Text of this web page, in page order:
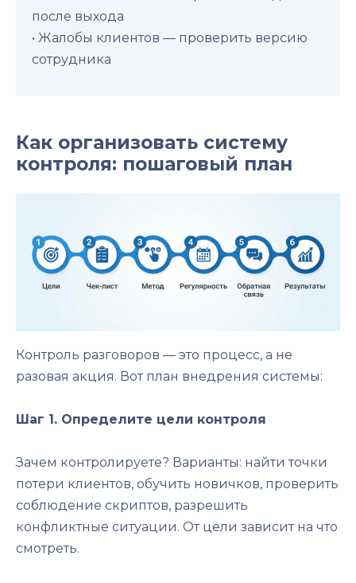
после выхода
• Жалобы клиентов — проверить версию
сотрудника
Как организовать систему
контроля: пошаговый план
Контроль разговоров — это процесс, а не
разовая акция. Вот план внедрения системы:
Шаг 1. Определите цели контроля
Зачем контролируете? Варианты: найти точки
потери клиентов, обучить новичков, проверить
соблюдение скриптов, разрешить
конфликтные ситуации. От цели зависит на что
смотреть.